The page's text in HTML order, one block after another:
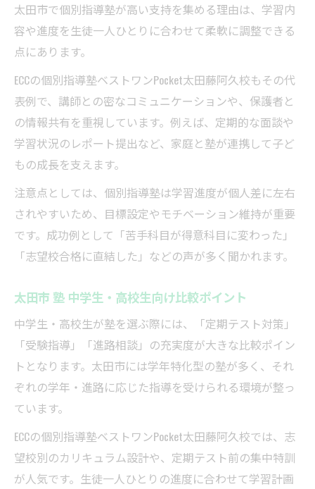
太田市で個別指導塾が高い支持を集める理由は、学習内
容や進度を生徒一人ひとりに合わせて柔軟に調整できる
点にあります。
ECCの個別指導塾ベストワンPocket太田藤阿久校もその代
表例で、講師との密なコミュニケーションや、保護者と
の情報共有を重視しています。例えば、定期的な面談や
学習状況のレポート提出など、家庭と塾が連携して子ど
もの成長を支えます。
注意点としては、個別指導塾は学習進度が個人差に左右
されやすいため、目標設定やモチベーション維持が重要
です。成功例として「苦手科目が得意科目に変わった」
「志望校合格に直結した」などの声が多く聞かれます。
太田市 塾 中学生・高校生向け比較ポイント
中学生・高校生が塾を選ぶ際には、「定期テスト対策」
「受験指導」「進路相談」の充実度が大きな比較ポイン
トとなります。太田市には学年特化型の塾が多く、それ
ぞれの学年・進路に応じた指導を受けられる環境が整っ
ています。
ECCの個別指導塾ベストワンPocket太田藤阿久校では、志
望校別のカリキュラム設計や、定期テスト前の集中特訓
が人気です。生徒一人ひとりの進度に合わせて学習計画